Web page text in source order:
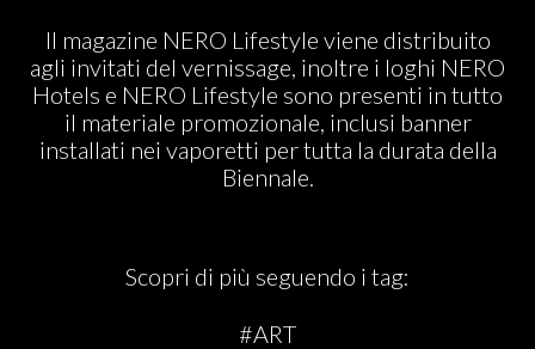
Il magazine NERO Lifestyle viene distribuito
agli invitati del vernissage, inoltre i loghi NERO
Hotels e NERO Lifestyle sono presenti in tutto
il materiale promozionale, inclusi banner
installati nei vaporetti per tutta la durata della
Biennale.
Scopri di più seguendo i tag:
#ART